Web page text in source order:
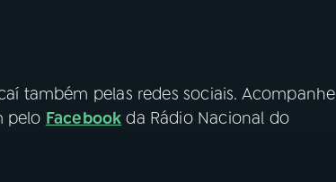
também pelas redes sociais. Acompanhe
pelo Facebook da Rádio Nacional do